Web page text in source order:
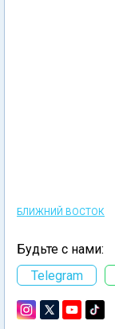
БЛИЖНИЙ ВОСТОК
Будьте с нами:
Telegram